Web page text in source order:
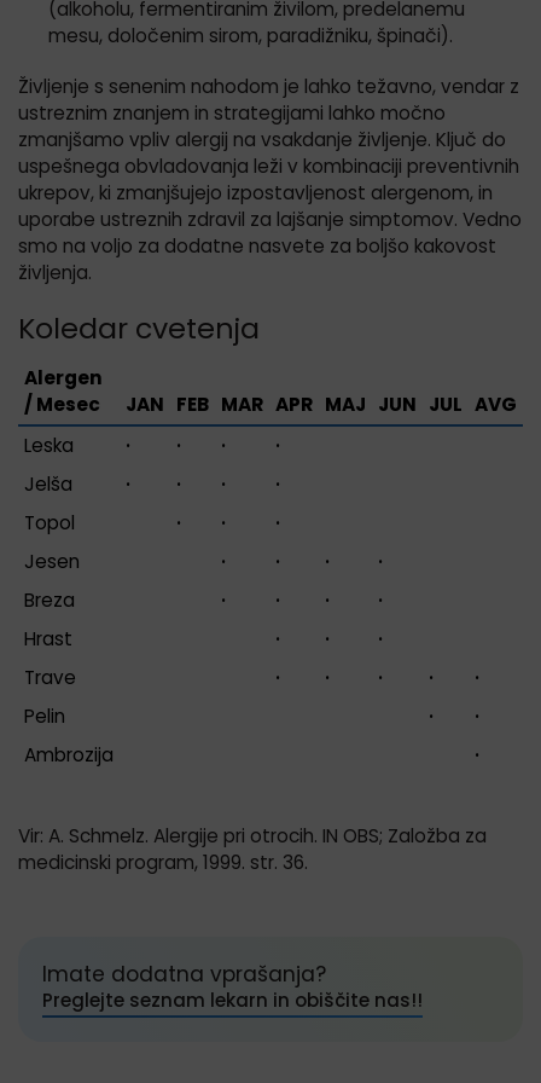
(alkoholu, fermentiranim živilom, predelanemu
mesu, določenim sirom, paradižniku, špinači).
Življenje s senenim nahodom je lahko težavno, vendar z
ustreznim znanjem in strategijami lahko močno
zmanjšamo vpliv alergij na vsakdanje življenje. Ključ do
uspešnega obvladovanja leži v kombinaciji preventivnih
ukrepov, ki zmanjšujejo izpostavljenost alergenom, in
uporabe ustreznih zdravil za lajšanje simptomov. Vedno
smo na voljo za dodatne nasvete za boljšo kakovost
življenja.
Koledar cvetenja
Alergen
/ Mesec
JAN FEB MAR APR MAJ JUN JUL AVG
Leska
· · ·
·
Jelša
· · ·
·
Topol
· ·
·
Jesen
· · ·
·
Breza
· · ·
·
Hrast
· ·
·
Trave
· · · · ·
Pelin
· ·
Ambrozija
·
Vir: A. Schmelz. Alergije pri otrocih. IN OBS; Založba za
medicinski program, 1999. str. 36.
Imate dodatna vprašanja?
Preglejte seznam lekarn in obiščite nas!!